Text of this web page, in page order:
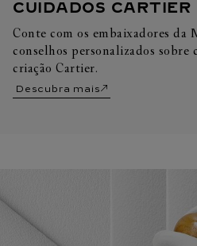
CUIDADOS CARTIER
Conte com os embaixadores da
conselhos personalizados sobre
criação Cartier.
Descubra mais